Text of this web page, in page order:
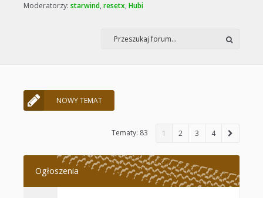
Moderatorzy: starwind, resetx, Hubi
NOWY TEMAT
Tematy: 83 1 2 3 4
Ogłoszenia